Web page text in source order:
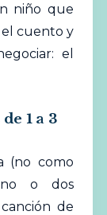
niño que
el cuento y
el
1 a 3
(no como
o dos
de